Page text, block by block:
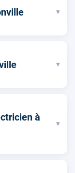
▾
▾
à
▾